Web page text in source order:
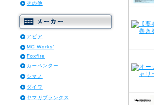
その他
アピア
MC Works’
Foxfire
カーペンター
シマノ
ダイワ
ヤマガブランクス